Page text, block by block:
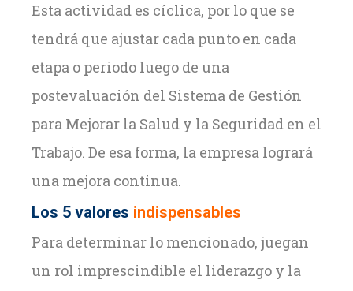
Esta actividad es cíclica, por lo que se
tendrá que ajustar cada punto en cada
etapa o periodo luego de una
postevaluación del Sistema de Gestión
para Mejorar la Salud y la Seguridad en el
Trabajo. De esa forma, la empresa logrará
una mejora continua.
Los 5 valores indispensables
Para determinar lo mencionado, juegan
un rol imprescindible el liderazgo y la